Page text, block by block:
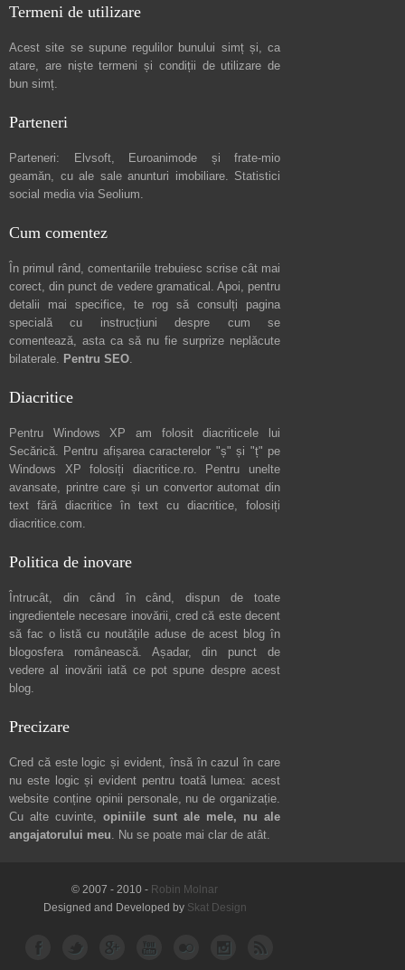
Termeni de utilizare
Acest site se supune regulilor bunului simț și, ca
atare, are niștetermeni și condiții de utilizare de
bun simț.
Parteneri
Parteneri: Elvsoft, Euroanimode și frate-mio
geamăn, cu ale sale anunturi imobiliare. Statistici
social media via Seolium.
Cum comentez
În primul rând, comentariile trebuiesc scrise cât mai
corect, din punct de vedere gramatical. Apoi, pentru
detalii mai specifice, te rog să consulți pagina
specială cu instrucțiuni despre cum se
comentează, asta ca să nu fie surprize neplăcute
bilaterale. Pentru SEO.
Diacritice
Pentru Windows XP am folosit diacriticele lui
Secărică. Pentru afișarea caracterelor "ș" și "ț" pe
Windows XP folosiți diacritice.ro. Pentru unelte
avansate, printre care și un convertor automat din
text fără diacritice în text cu diacritice, folosiți
diacritice.com.
Politica de inovare
Întrucât, din când în când, dispun de toate
ingredientele necesare inovării, cred că este decent
să fac o listă cu noutățile aduse de acest blog în
blogosfera românească. Așadar, din punct de
vedere al inovării iată ce pot spune despre acest
blog.
Precizare
Cred că este logic și evident, însă în cazul în care
nu este logic și evident pentru toată lumea: acest
website conține opinii personale, nu de organizație.
Cu alte cuvinte,opiniile sunt ale mele, nu ale
angajatorului meu. Nu se poate mai clar de atât.
© 2007 - 2010 - Robin Molnar
Designed and Developed by Skat Design